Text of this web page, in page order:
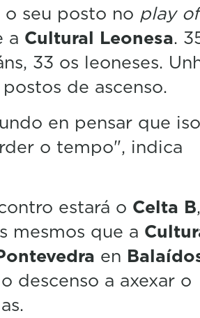
s
o
f
m
i
t
,
e
o
d
s
V
seu posto no play
a Cultural Leonesa.
33 os leoneses.
de ascenso.
en pensar que iso
o tempo", indica
estará o Celta B
mesmos que a
en
descenso a axexar o